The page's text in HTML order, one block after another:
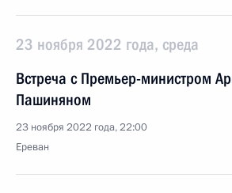
23 ноября 2022 года, среда
Встреча с Премьер-министром
Пашиняном
23 ноября 2022 года, 22:00
Ереван